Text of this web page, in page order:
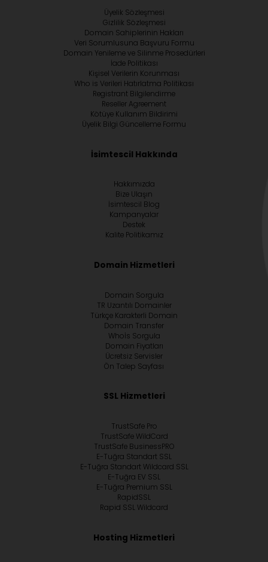
Üyelik Sözleşmesi
Gizlilik Sözleşmesi
Domain Sahiplerinin Hakları
Veri Sorumlusuna Başvuru Formu
Domain Yenileme ve Silinme Prosedürleri
İade Politikası
Kişisel Verilerin Korunması
Who is Verileri Hatırlatma Politikası
Registrant Bilgilendirme
Reseller Agreement
Kötüye Kullanım Bildirimi
Üyelik Bilgi Güncelleme Formu
İsimtescil Hakkında
Hakkımızda
Bize Ulaşın
İsimtescil Blog
Kampanyalar
Destek
Kalite Politikamız
Domain Hizmetleri
Domain Sorgula
TR Uzantılı Domainler
Türkçe Karakterli Domain
Domain Transfer
Whoİs Sorgula
Domain Fiyatları
Ücretsiz Servisler
Ön Talep Sayfası
SSL Hizmetleri
TrustSafe Pro
TrustSafe WildCard
TrustSafe BusinessPRO
E-Tuğra Standart SSL
E-Tuğra Standart Wildcard SSL
E-Tuğra EV SSL
E-Tuğra Premium SSL
RapidSSL
Rapid SSL Wildcard
Hosting Hizmetleri